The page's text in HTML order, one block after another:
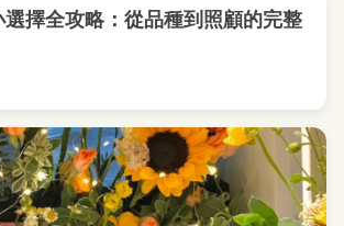
擇全攻略：從品種到照顧的完整